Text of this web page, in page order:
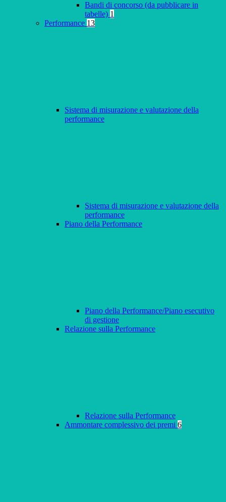
Bandi di concorso (da pubblicare in
tabelle) 1
Performance 13
Sistema di misurazione e valutazione della
performance
Sistema di misurazione e valutazione della
performance
Piano della Performance
Piano della Performance/Piano esecutivo
di gestione
Relazione sulla Performance
Relazione sulla Performance
Ammontare complessivo dei premi 6